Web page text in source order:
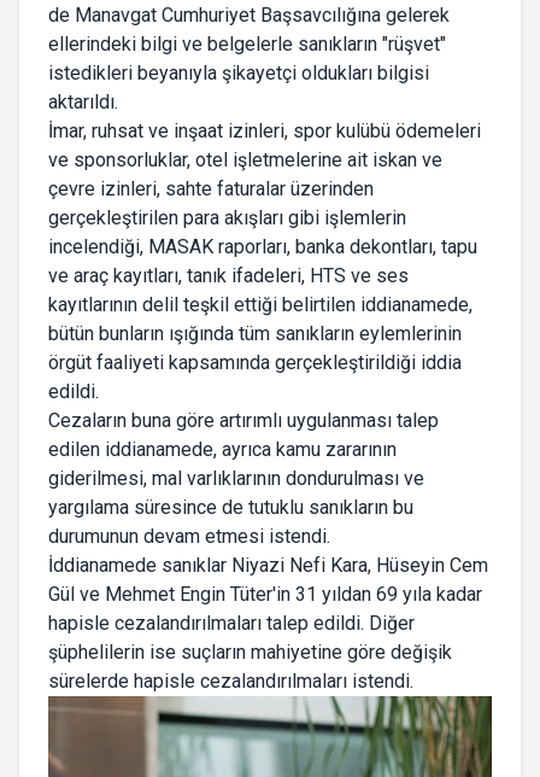
de Manavgat Cumhuriyet Başsavcılığına gelerek
ellerindeki bilgi ve belgelerle sanıkların "rüşvet"
istedikleri beyanıyla şikayetçi oldukları bilgisi
aktarıldı.
İmar, ruhsat ve inşaat izinleri, spor kulübü ödemeleri
ve sponsorluklar, otel işletmelerine ait iskan ve
çevre izinleri, sahte faturalar üzerinden
gerçekleştirilen para akışları gibi işlemlerin
incelendiği, MASAK raporları, banka dekontları, tapu
ve araç kayıtları, tanık ifadeleri, HTS ve ses
kayıtlarının delil teşkil ettiği belirtilen iddianamede,
bütün bunların ışığında tüm sanıkların eylemlerinin
örgüt faaliyeti kapsamında gerçekleştirildiği iddia
edildi.
Cezaların buna göre artırımlı uygulanması talep
edilen iddianamede, ayrıca kamu zararının
giderilmesi, mal varlıklarının dondurulması ve
yargılama süresince de tutuklu sanıkların bu
durumunun devam etmesi istendi.
İddianamede sanıklar Niyazi Nefi Kara, Hüseyin Cem
Gül ve Mehmet Engin Tüter'in 31 yıldan 69 yıla kadar
hapisle cezalandırılmaları talep edildi. Diğer
şüphelilerin ise suçların mahiyetine göre değişik
sürelerde hapisle cezalandırılmaları istendi.